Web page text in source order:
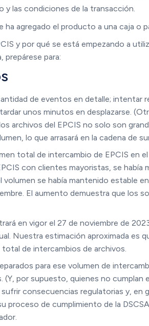
las condiciones de la transacción.
ha agregado el producto a una caja o
y por qué se está empezando a
para:
de eventos en detalle; intentar
unos minutos en desplazarse.
archivos del EPCIS no solo son
lo que arrasará en la cadena de
total de intercambio de EPCIS en
con clientes mayoristas, se había
se había mantenido estable
El aumento demuestra que los
en vigor el 27 de noviembre de
Nuestra estimación aproximada es
de intercambios de archivos.
para ese volumen de
por supuesto, quienes no cumplan
consecuencias regulatorias y, en
proceso de cumplimiento de la